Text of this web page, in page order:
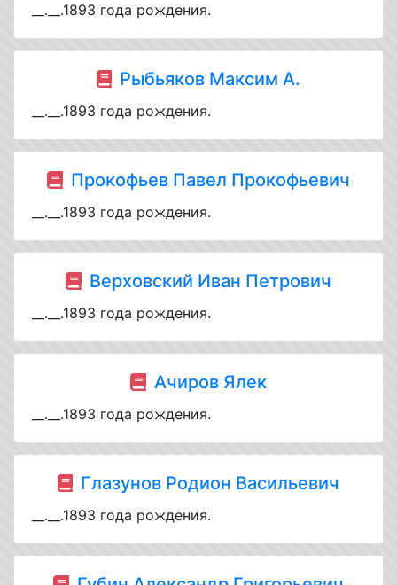
__.__.1893 года рождения.
Рыбьяков Максим А.
__.__.1893 года рождения.
Прокофьев Павел Прокофьевич
__.__.1893 года рождения.
Верховский Иван Петрович
__.__.1893 года рождения.
Ачиров Ялек
__.__.1893 года рождения.
Глазунов Родион Васильевич
__.__.1893 года рождения.